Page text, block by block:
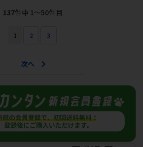
137件中 1〜50件目
1 2 3